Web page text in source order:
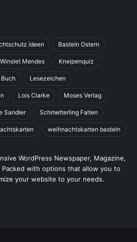
ideen Basteln Ostern
Mendes Kneipenquiz
Buch Lesezeichen
Lois Clarke Moses Verlag
Sandler Schmetterling Falten
weihnachtskarten basteln
WordPress Newspaper, Magazine,
Packed with options that allow you to
your website to your needs.